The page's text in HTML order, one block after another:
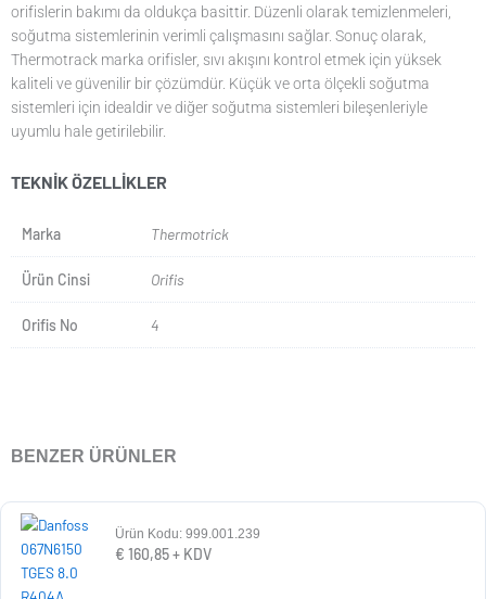
orifislerin bakımı da oldukça basittir. Düzenli olarak temizlenmeleri,
soğutma sistemlerinin verimli çalışmasını sağlar. Sonuç olarak,
Thermotrack marka orifisler, sıvı akışını kontrol etmek için yüksek
kaliteli ve güvenilir bir çözümdür. Küçük ve orta ölçekli soğutma
sistemleri için idealdir ve diğer soğutma sistemleri bileşenleriyle
uyumlu hale getirilebilir.
TEKNIK ÖZELLIKLER
Marka Thermotrick
Ürün Cinsi Orifis
Orifis No 4
BENZER ÜRÜNLER
Ürün Kodu: 999.001.239
€ 160,85+ KDV